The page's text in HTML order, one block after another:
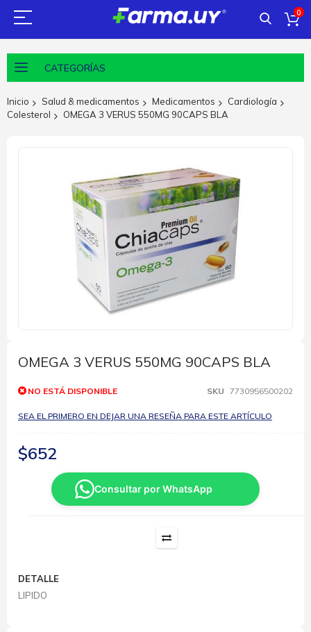
0
CATEGORÍAS
Inicio Salud & medicamentos Medicamentos
Cardiología
Colesterol
OMEGA 3 VERUS 550MG 90CAPS BLA
comienzo
de
galería
imágenes
OMEGA 3 VERUS 550MG 90CAPS BLA
NO ESTÁ DISPONIBLE SKU 7730956500202
SEA EL PRIMERO EN DEJAR UNA RESEÑA PARA ESTE ARTÍCULO
$652
Consultar por WhatsApp
DETALLE
LIPIDO